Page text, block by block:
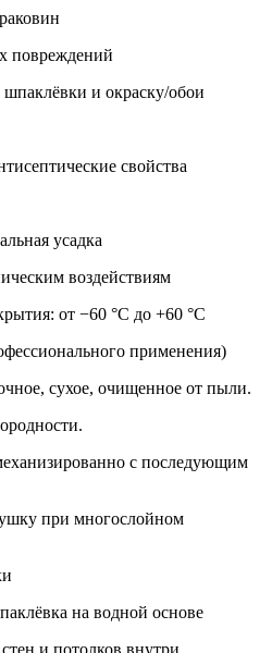
повреждений
и окраску/обои
свойства
усадка
воздействиям
от −60 °С до +60 °С
применения)
сухое, очищенное от пыли.
с последующим
при многослойном
на водной основе
и потолков внутри